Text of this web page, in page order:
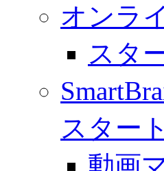
オンラ
スタ
スター